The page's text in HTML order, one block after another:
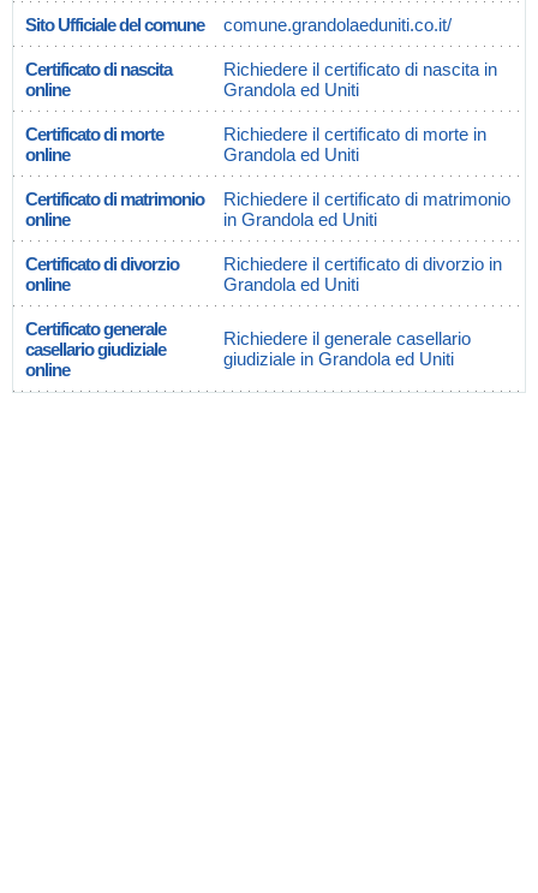
Sito Ufficiale del comune comune.grandolaeduniti.co.it/
Certificato di nascita
online
Richiedere il certificato di nascita in
Grandola ed Uniti
Certificato di morte
online
Richiedere il certificato di morte in
Grandola ed Uniti
Certificato di matrimonio
online
Richiedere il certificato di matrimonio
in Grandola ed Uniti
Certificato di divorzio
online
Richiedere il certificato di divorzio in
Grandola ed Uniti
Certificato generale
casellario giudiziale
online
Richiedere il generale casellario
giudiziale in Grandola ed Uniti